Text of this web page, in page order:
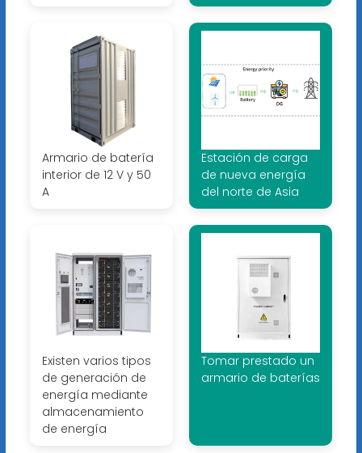
Armario de batería
interior de 12 V y 50
A
Estación de carga
de nueva energía
del norte de Asia
Existen varios tipos
de generación de
energía mediante
almacenamiento
de energía
Tomar prestado un
armario de baterías